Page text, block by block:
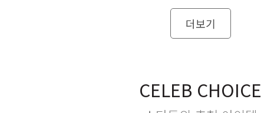
더보기
CELEB CHOICE